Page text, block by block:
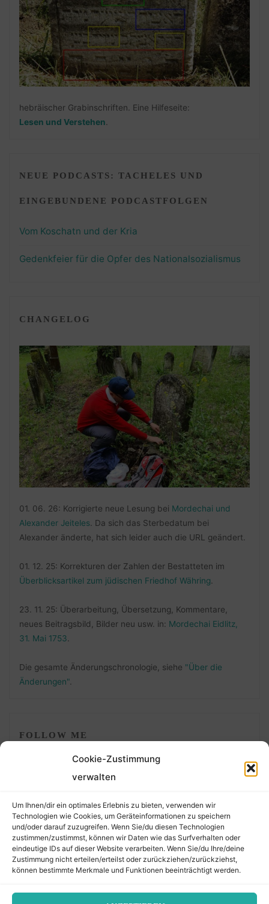
Cookie-Zustimmung
verwalten
Um Ihnen/dir ein optimales Erlebnis zu bieten, verwenden wir
Technologien wie Cookies, um Geräteinformationen zu speichern
und/oder darauf zuzugreifen. Wenn Sie/du diesen Technologien
zustimmen/zustimmst, können wir Daten wie das Surfverhalten oder
eindeutige IDs auf dieser Website verarbeiten. Wenn Sie/du Ihre/deine
Zustimmung nicht erteilen/erteilst oder zurückziehen/zurückziehst,
können bestimmte Merkmale und Funktionen beeinträchtigt werden.
hebräischer Grabinschriften. Eine Hilfeseite:
Lesen und Verstehen.
NEUE PODCASTS: TACHELES UND
EINGEBUNDENE PODCASTFOLGEN
Vom Koschatn und der Kria
Gedenkfeier für die Opfer des Nationalsozialismus
CHANGELOG
01. 06. 26: Korrigierte neue Lesung bei Mordechai und
Alexander Jeiteles. Da sich das Sterbedatum bei
Alexander änderte, hat sich leider auch die URL geändert.
01. 12. 25: Korrekturen der Zahlen der Bestatteten im
Überblicksartikel zum jüdischen Friedhof Währing.
23. 11. 25: Überarbeitung, Übersetzung, Kommentare,
neues Beitragsbild, Bilder neu usw. in: Mordechai Eidlitz,
31. Mai 1753.
Die gesamte Änderungschronologie, siehe "Über die
Änderungen".
FOLLOW ME
©2026 Der Transkribierer